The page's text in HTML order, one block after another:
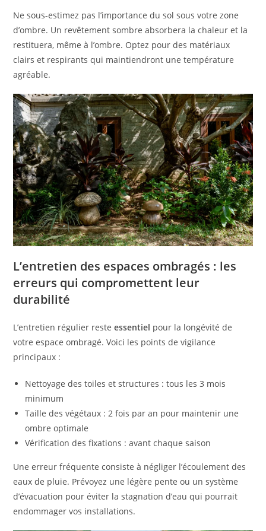
Ne sous-estimez pas l’importance du sol sous votre zone
d’ombre. Un revêtement sombre absorbera la chaleur et la
restituera, même à l’ombre. Optez pour des matériaux
clairs et respirants qui maintiendront une température
agréable.
L’entretien des espaces ombragés : les
erreurs qui compromettent leur
durabilité
L’entretien régulier resteessentiel pour la longévité de
votre espace ombragé. Voici les points de vigilance
principaux :
Nettoyage des toiles et structures : tous les 3 mois
minimum
Taille des végétaux : 2 fois par an pour maintenir une
ombre optimale
Vérification des fixations : avant chaque saison
Une erreur fréquente consiste à négliger l’écoulement des
eaux de pluie. Prévoyez une légère pente ou un système
d’évacuation pour éviter la stagnation d’eau qui pourrait
endommager vos installations.